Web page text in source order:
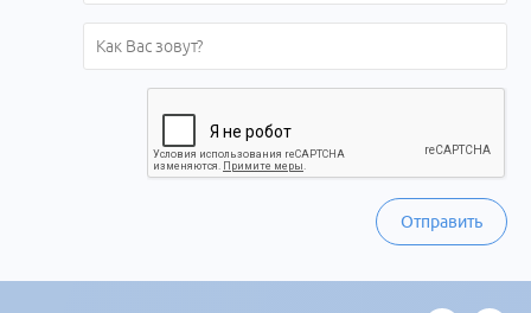
Отправить